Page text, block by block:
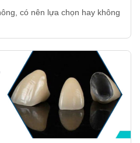
có nên lựa chọn hay không